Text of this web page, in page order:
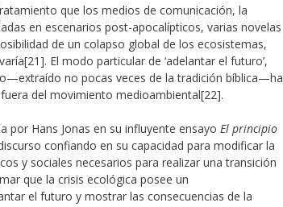
que los medios de comunicación, la
en escenarios post-apocalípticos, varias novelas
de un colapso global de los ecosistemas,
[21]. El modo particular de ‘adelantar el futuro’,
no pocas veces de la tradición bíblica—ha
del movimiento medioambiental[22].
por Hans Jonas en su influyente ensayo El principio
confiando en su capacidad para modificar la
y sociales necesarios para realizar una transición
que la crisis ecológica posee un
el futuro y mostrar las consecuencias de la